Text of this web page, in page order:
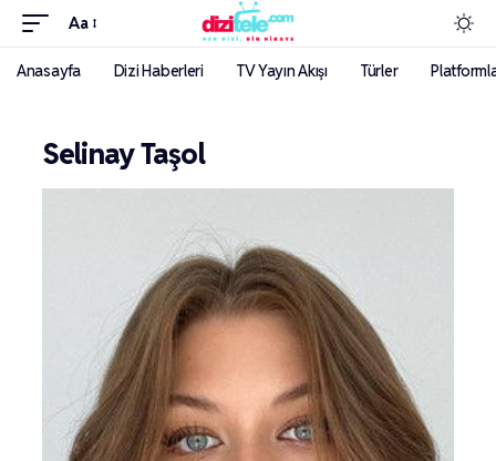
Aa
Anasayfa Dizi Haberleri TV Yayın Akışı Türler
Selinay Taşol